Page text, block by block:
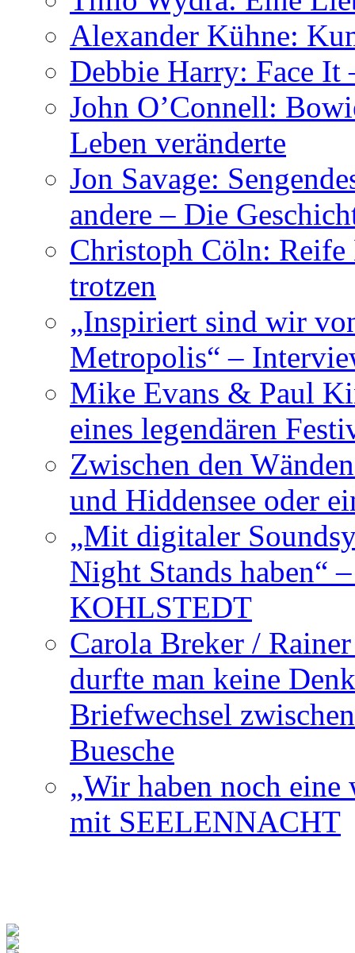
Alexander Kühne:
Debbie Harry: Face
John O’Connell:
Leben veränderte
Jon Savage:
andere – Die
Christoph Cöln:
trotzen
„Inspiriert sind wir
Metropolis“ –
Mike Evans & Paul
eines legendären
Zwischen den
und Hiddensee oder
„Mit digitaler
Night Stands haben“
KOHLSTEDT
Carola Breker /
durfte man keine
Briefwechsel
Buesche
„Wir haben noch
mit SEELENNACHT